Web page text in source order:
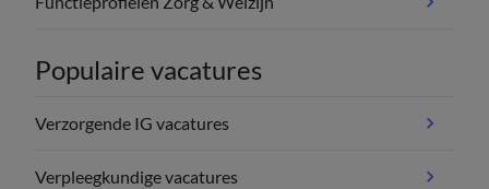
Populaire vacatures
Verzorgende IG vacatures
Verpleegkundige vacatures